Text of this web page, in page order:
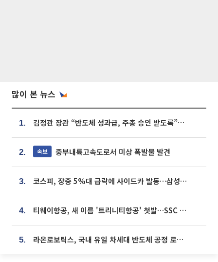
많이 본 뉴스
1. 김정관 장관 “반도체 성과급, 주총 승인 받도록”…상법·자본시장법 개정 시사
2. 속보 중부내륙고속도로서 미상 폭발물 발견
3. 코스피, 장중 5%대 급락에 사이드카 발동…삼성·SK 동반 폭락
4. 티웨이항공, 새 이름 '트리니티항공' 첫발…SSC 전략 본격화
5. 라온로보틱스, 국내 유일 차세대 반도체 공정 로봇 개발 ‘고객사 테스트 진행’